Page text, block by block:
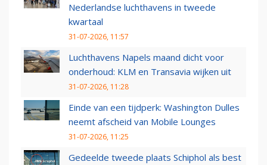
Nederlandse luchthavens in tweede
kwartaal
31-07-2026, 11:57
Luchthavens Napels maand dicht voor
onderhoud: KLM en Transavia wijken uit
31-07-2026, 11:28
Einde van een tijdperk: Washington Dulles
neemt afscheid van Mobile Lounges
31-07-2026, 11:25
Gedeelde tweede plaats Schiphol als best